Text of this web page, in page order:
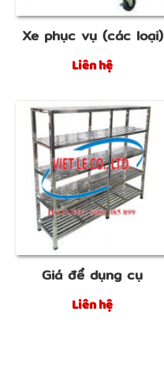
Xe phục vụ (các loại)
Liên hệ
Giá để dụng cụ
Liên hệ